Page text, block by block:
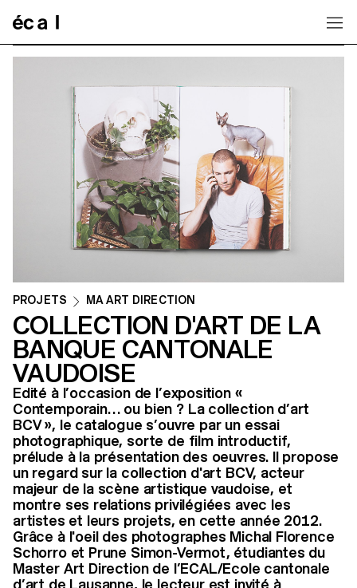
PROJETS MA ART DIRECTION
COLLECTION D'ART DE LA
BANQUE CANTONALE
VAUDOISE
Edité à l’occasion de l’exposition «
Contemporain… ou bien ? La collection d’art
BCV », le catalogue s’ouvre par un essai
photographique, sorte de film introductif,
prélude à la présentation des oeuvres. Il propose
un regard sur la collection d'art BCV, acteur
majeur de la scène artistique vaudoise, et
montre ses relations privilégiées avec les
artistes et leurs projets, en cette année 2012.
Grâce à l'oeil des photographes Michal Florence
Schorro et Prune Simon-Vermot, étudiantes du
Master Art Direction de l’ECAL/Ecole cantonale
d’art de Lausanne, le lecteur est invité à